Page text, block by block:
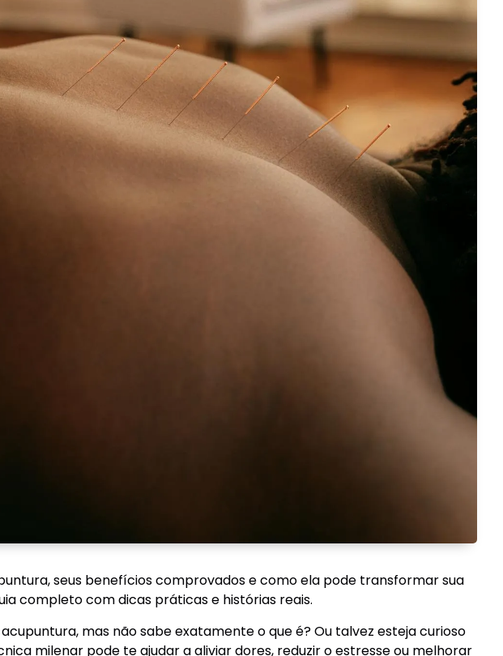
seus benefícios comprovados e como ela pode transformar sua
completo com dicas práticas e histórias reais.
mas não sabe exatamente o que é? Ou talvez esteja curioso
milenar pode te ajudar a aliviar dores, reduzir o estresse ou melhorar